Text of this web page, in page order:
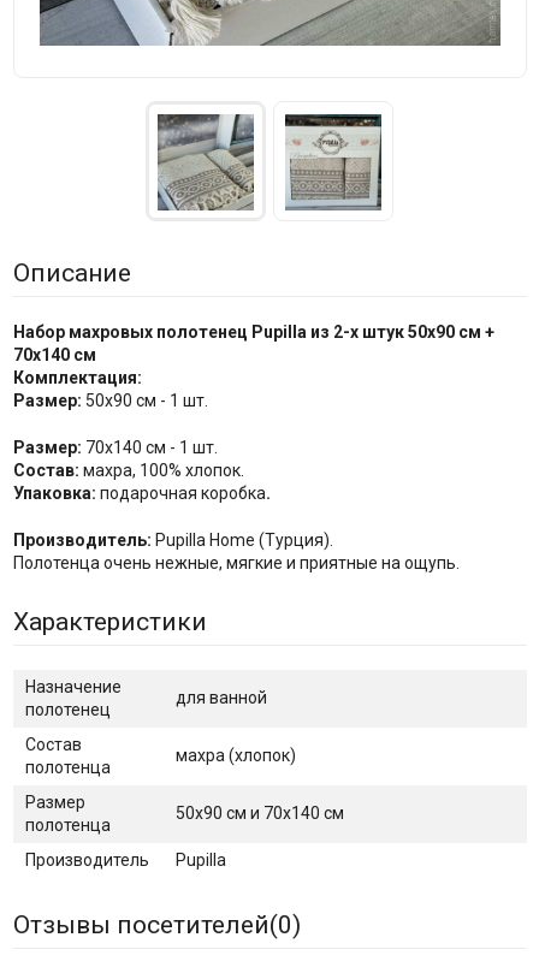
Описание
Набор махровых полотенец Pupilla из 2-х штук 50х90 см +
70х140 см
Комплектация:
Размер: 50х90 см - 1 шт.
Размер: 70х140 см - 1 шт.
Состав: махра, 100% хлопок.
Упаковка: подарочная коробка.
Производитель: Pupilla Home (Турция).
Полотенца очень нежные, мягкие и приятные на ощупь.
Характеристики
Назначение
полотенец
для ванной
Состав
полотенца
махра (хлопок)
Размер
полотенца
50x90 см и 70x140 см
Производитель Pupilla
Отзывы посетителей(0)